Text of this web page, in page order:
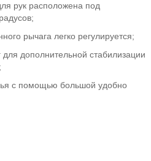
рук расположена под
рычага легко регулируется;
дополнительной стабилизации
с помощью большой удобно